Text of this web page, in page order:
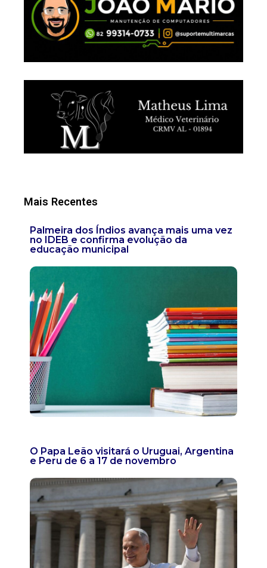
Mais Recentes
Palmeira dos Índios avança mais uma vez
no IDEB e confirma evolução da
educação municipal
O Papa Leão visitará o Uruguai, Argentina
e Peru de 6 a 17 de novembro